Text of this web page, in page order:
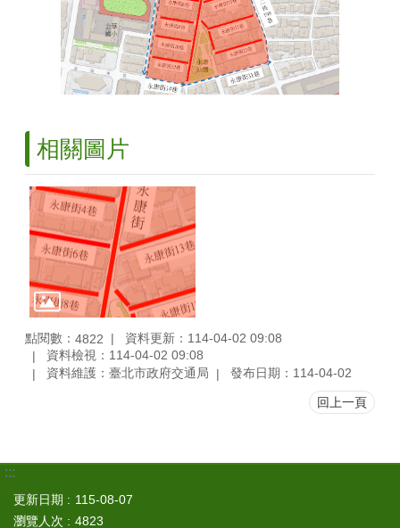
相關圖片
點閱數： 4822
資料更新：114-04-02 09:08
資料檢視：114-04-02 09:08
資料維護：臺北市政府交通局
發布日期：114-04-02
回上一頁
:::
更新日期
115-08-07
瀏覽人次
4823